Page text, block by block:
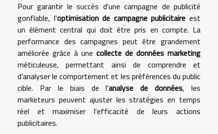
Pour garantir le succès d'une campagne de publicité
gonflable, l'optimisation de campagne publicitaire est
un élément central qui doit être pris en compte. La
performance des campagnes peut être grandement
améliorée grâce à une collecte de données marketing
méticuleuse, permettant ainsi de comprendre et
d'analyser le comportement et les préférences du public
cible. Par le biais de l'analyse de données, les
marketeurs peuvent ajuster les stratégies en temps
réel et maximiser l'efficacité de leurs actions
publicitaires.